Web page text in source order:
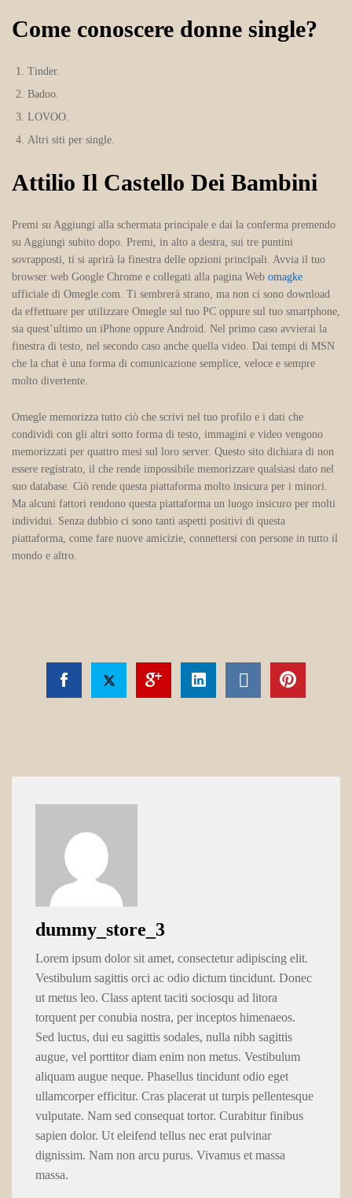
Come conoscere donne single?
Tinder.
Badoo.
LOVOO.
Altri siti per single.
Attilio Il Castello Dei Bambini
Premi su Aggiungi alla schermata principale e dai la conferma premendo
su Aggiungi subito dopo. Premi, in alto a destra, sui tre puntini
sovrapposti, ti si aprirà la finestra delle opzioni principali. Avvia il tuo
browser web Google Chrome e collegati alla pagina Web omagke
ufficiale di Omegle.com. Ti sembrerà strano, ma non ci sono download
da effettuare per utilizzare Omegle sul tuo PC oppure sul tuo smartphone,
sia quest’ultimo un iPhone oppure Android. Nel primo caso avvierai la
finestra di testo, nel secondo caso anche quella video. Dai tempi di MSN
che la chat è una forma di comunicazione semplice, veloce e sempre
molto divertente.
Omegle memorizza tutto ciò che scrivi nel tuo profilo e i dati che
condividi con gli altri sotto forma di testo, immagini e video vengono
memorizzati per quattro mesi sul loro server. Questo sito dichiara di non
essere registrato, il che rende impossibile memorizzare qualsiasi dato nel
suo database. Ciò rende questa piattaforma molto insicura per i minori.
Ma alcuni fattori rendono questa piattaforma un luogo insicuro per molti
individui. Senza dubbio ci sono tanti aspetti positivi di questa
piattaforma, come fare nuove amicizie, connettersi con persone in tutto il
mondo e altro.
dummy_store_3
Lorem ipsum dolor sit amet, consectetur adipiscing elit.
Vestibulum sagittis orci ac odio dictum tincidunt. Donec
ut metus leo. Class aptent taciti sociosqu ad litora
torquent per conubia nostra, per inceptos himenaeos.
Sed luctus, dui eu sagittis sodales, nulla nibh sagittis
augue, vel porttitor diam enim non metus. Vestibulum
aliquam augue neque. Phasellus tincidunt odio eget
ullamcorper efficitur. Cras placerat ut turpis pellentesque
vulputate. Nam sed consequat tortor. Curabitur finibus
sapien dolor. Ut eleifend tellus nec erat pulvinar
dignissim. Nam non arcu purus. Vivamus et massa
massa.